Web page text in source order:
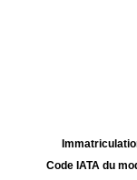
Code IATA du